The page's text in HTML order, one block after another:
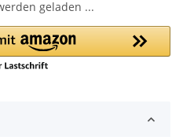
geladen ...